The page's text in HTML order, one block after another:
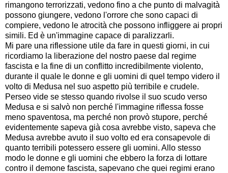
rimangono terrorizzati, vedono fino a che punto di malvagità
possono giungere, vedono l'orrore che sono capaci di
compiere, vedono le atrocità che possono infliggere ai propri
simili. Ed è un'immagine capace di paralizzarli.
Mi pare una riflessione utile da fare in questi giorni, in cui
ricordiamo la liberazione del nostro paese dal regime
fascista e la fine di un conflitto incredibilmente violento,
durante il quale le donne e gli uomini di quel tempo videro il
volto di Medusa nel suo aspetto più terribile e crudele.
Perseo vide se stesso quando rivolse il suo scudo verso
Medusa e si salvò non perché l'immagine riflessa fosse
meno spaventosa, ma perché non provò stupore, perché
evidentemente sapeva già cosa avrebbe visto, sapeva che
Medusa avrebbe avuto il suo volto ed era consapevole di
quanto terribili potessero essere gli uomini. Allo stesso
modo le donne e gli uomini che ebbero la forza di lottare
contro il demone fascista, sapevano che quei regimi erano